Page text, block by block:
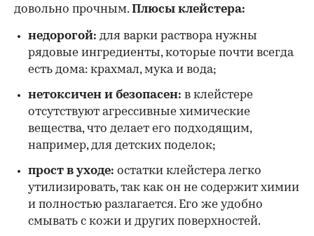
довольно прочным. Плюсы клейстера:
недорогой: для варки раствора нужны
рядовые ингредиенты, которые почти всегда
есть дома: крахмал, мука и вода;
нетоксичен и безопасен: в клейстере
отсутствуют агрессивные химические
вещества, что делает его подходящим,
например, для детских поделок;
прост в уходе: остатки клейстера легко
утилизировать, так как он не содержит химии
и полностью разлагается. Его же удобно
смывать с кожи и других поверхностей.